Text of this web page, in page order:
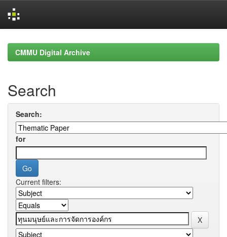
navigationCMMU Digital Archive
Search
Search:
for
Current filters: